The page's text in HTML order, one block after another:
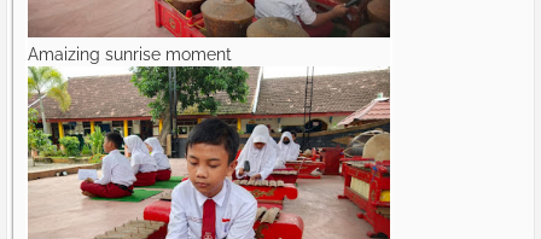
Amaizing sunrise moment